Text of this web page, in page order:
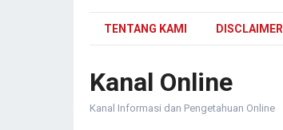
TENTANG KAMI DISCLAIMER
Kanal Online
Kanal Informasi dan Pengetahuan Online